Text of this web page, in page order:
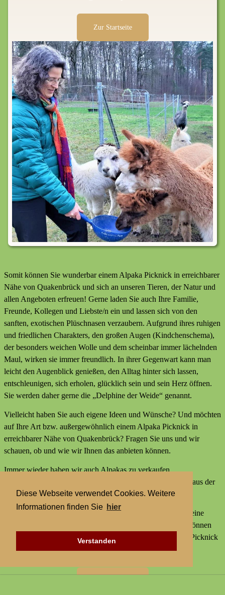
Diese Webseite verwendet Cookies. Weitere
Informationen finden Sie hier
Verstanden
Zur Startseite
Somit können Sie wunderbar einem Alpaka Picknick in erreichbarer
Nähe von Quakenbrück und sich an unseren Tieren, der Natur und
allen Angeboten erfreuen! Gerne laden Sie auch Ihre Familie,
Freunde, Kollegen und Liebste/n ein und lassen sich von den
sanften, exotischen Plüschnasen verzaubern. Aufgrund ihres ruhigen
und friedlichen Charakters, den großen Augen (Kindchenschema),
der besonders weichen Wolle und dem scheinbar immer lächelnden
Maul, wirken sie immer freundlich. In ihrer Gegenwart kann man
leicht den Augenblick genießen, den Alltag hinter sich lassen,
entschleunigen, sich erholen, glücklich sein und sein Herz öffnen.
Sie werden daher gerne die „Delphine der Weide“ genannt.
Vielleicht haben Sie auch eigene Ideen und Wünsche? Und möchten
auf Ihre Art bzw. außergewöhnlich einem Alpaka Picknick in
erreichbarer Nähe von Quakenbrück? Fragen Sie uns und wir
schauen, ob und wie wir Ihnen das anbieten können.
Immer wieder haben wir auch Alpakas zu verkaufen,
Alpakaprodukte, z.B. Alpakaseife oder Alpaka-Bettdecken aus der
Wolle unserer Tiere und außerdem kleine Geschenke.
Wir bieten keine externen Aktivitäten mit Alpakas an und keine
Alpaka-Wanderungen. Aber statt einer Alpakawanderung können
Sie bei uns Alpakas Mal anders erleben und einem Alpaka Picknick
in erreichbarer Nähe von Quakenbrück.